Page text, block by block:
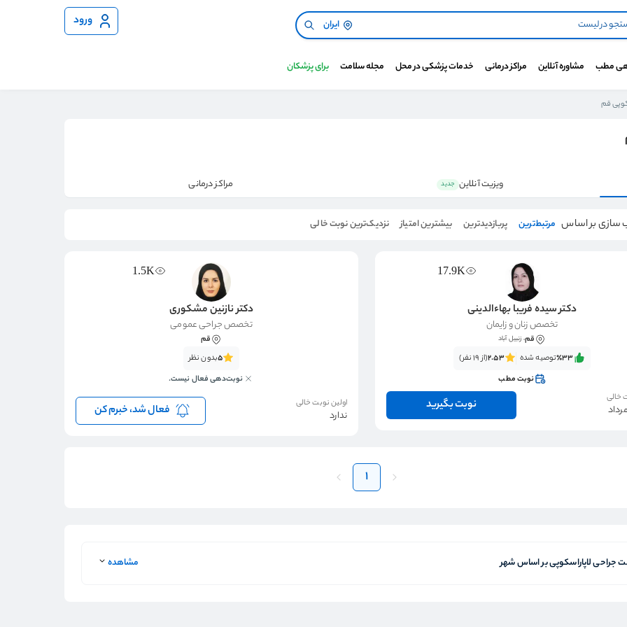
ایران ورود
مطب مشاوره آنلاین مراکز درمانی خدمات پزشکی در محل مجله سلامت برای پزشکان
قم
ویزیت آنلاین جدید مراکز درمانی
سازی بر اساس مرتبط‌ترین پربازدیدترین بیشترین امتیاز نزدیک‌ترین نوبت خالی
17.9K
دکتر سیده فریبا بهاءالدینی
تخصص زنان و زایمان
قم، زنبیل آباد
٪33‌‌‌توصیه شده 2.53(از 19 نفر)
نوبت مطب
خالی
نوبت بگیرید
1.5K
دکتر نازنین مشکوری
تخصص جراحی عمومی
قم
5بدون نظر
نوبت‌دهی فعال نیست.
اولین نوبت خالی
ندارد فعال شد، خبرم کن
1
جراحی لاپاراسکوپی بر اساس شهر مشاهده